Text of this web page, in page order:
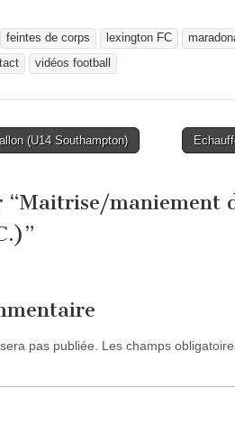
feintes de corps lexington FC
vidéos football
(U14 Southampton)
“Maitrise/maniement
”
pas publiée. Les champs